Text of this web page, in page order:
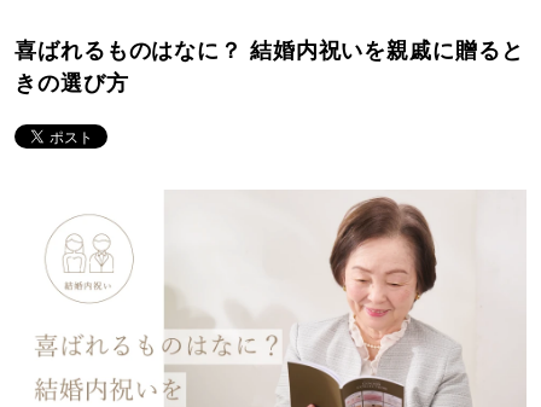
喜ばれるものはなに？ 結婚内祝いを親戚に贈ると
きの選び方